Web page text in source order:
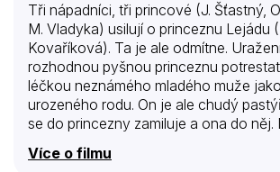
Tři nápadníci, tři princové (J. Šťastný,
M. Vladyka) usilují o princeznu Lejádu
Kovaříková). Ta je ale odmítne.
rozhodnou pyšnou princeznu
léčkou neznámého mladého muže
urozeného rodu. On je ale chudý
se do princezny zamiluje a ona do něj.
prozradit svou pravou identitu. Slíbil, že
dělat, co mu poručili. Nakonec se ale
Více o filmu